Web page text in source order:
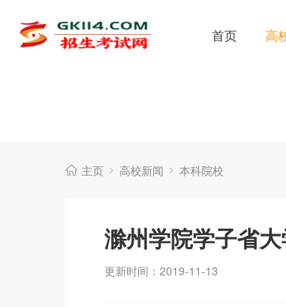
首页 高
主页 高校新闻 本科院校
滁州学院学子省
更新时间：2019-11-13